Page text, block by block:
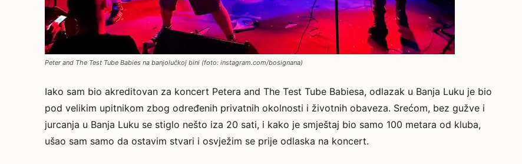
Peter and The Test Tube Babies na banjolučkoj bini (foto: instagram.com/bosignana)
Iako sam bio akreditovan za koncert Petera and The Test Tube Babiesa, odlazak u Banja Luku je bio
pod velikim upitnikom zbog određenih privatnih okolnosti i životnih obaveza. Srećom, bez gužve i
jurcanja u Banja Luku se stiglo nešto iza 20 sati, i kako je smještaj bio samo 100 metara od kluba,
ušao sam samo da ostavim stvari i osvježim se prije odlaska na koncert.